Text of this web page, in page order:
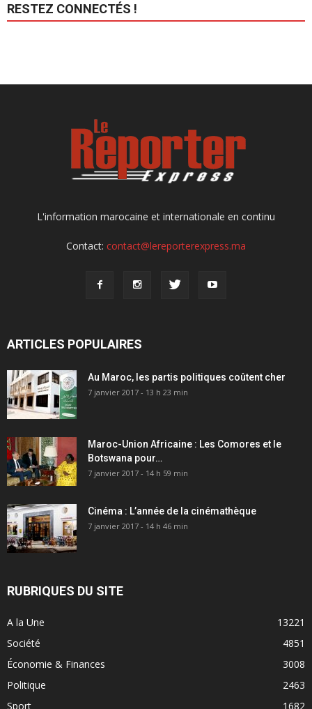
RESTEZ CONNECTÉS !
L'information marocaine et internationale en continu
Contact: contact@lereporterexpress.ma
ARTICLES POPULAIRES
Au Maroc, les partis politiques coûtent cher
7 janvier 2017 - 13 h 23 min
Maroc-Union Africaine : Les Comores et le
Botswana pour…
7 janvier 2017 - 14 h 59 min
Cinéma : L’année de la cinémathèque
7 janvier 2017 - 14 h 46 min
RUBRIQUES DU SITE
A la Une
13221
Société
4851
Économie & Finances
3008
Politique
2463
Sport
1682